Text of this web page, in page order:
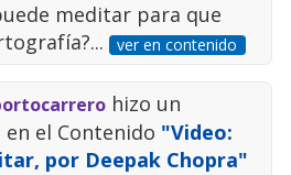
meditar para que
ver en contenido
hizo un
el Contenido "Video:
por Deepak Chopra"